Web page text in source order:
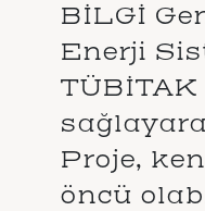
BİLGİ
Enerji
Proje,
öncü